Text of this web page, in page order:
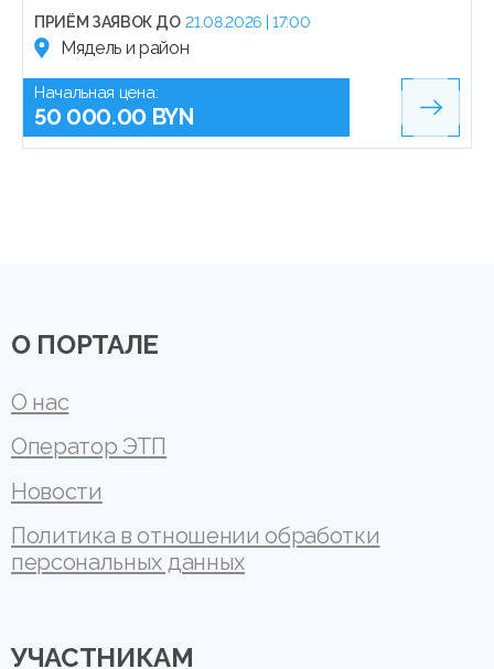
ПРИЁМ ЗАЯВОК ДО 21.08.2026 | 17:00
Мядель и район
Начальная цена:
50 000.00 BYN
О ПОРТАЛЕ
О нас
Оператор ЭТП
Новости
Политика в отношении обработки
персональных данных
УЧАСТНИКАМ